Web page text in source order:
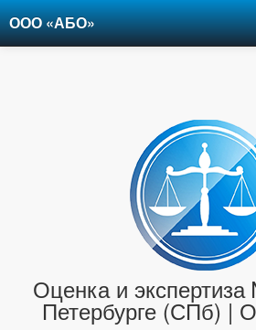
ООО «АБО»
Оценка и
Петербурге (СПб)